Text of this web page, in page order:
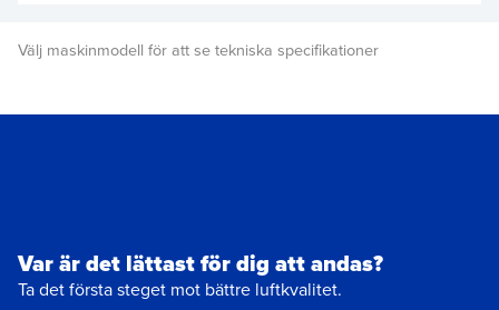
Välj maskinmodell för att se tekniska specifikationer
Var är det lättast för dig att andas?
Ta det första steget mot bättre luftkvalitet.